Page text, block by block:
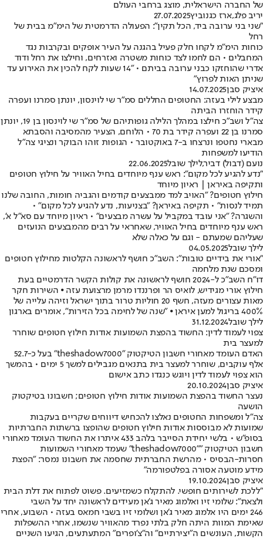
של החברה הישראלית, מוצג ברחבי העולם
יריב פלג,ארז כגנוביץ27.07.2025
"שני בני ערובה ביד, הכל תקין": הפעולה הדרמטית של הימ"מ בבית של
רחל
כוחות הימ"מ לקחו חלק פעיל בהגנה על העיר אופקים ובקרבות נגד
המחבלים • הם לחמו לצד כוחות משטרה ואזרחים, וחילצו את רחל ודוד
אדרי שהוחזקו כבני ערובה בביתם • "14 שעות לקח להכין את האירוע עד
שניתן האות לפרוץ"
איציק סבן14.07.2025
מבצע לילי בעזה: החטופים החללים סמ"ר שי לוינסון, יונתן סמרנו ועפרה
קידר הוחזרו הביתה
צה"ל ושב"כ חילצו במהלך הלילה גופותיהם של סמ"ר שי לוינסון בן 19, יונתן
סמרנו בן 22 ועפרה קידר בת 70 • הלוחם, הצעיר מהמסיבה והסבתא
מבארי נחטפו ונרצחו ב-7 באוקטובר • הגופות זוהו הבוקר ונציגי צה"ל
הודיעו למשפחות
נועם (דבול) דביר,לילך שובל22.06.2025
"נדע להגיע לכל מקום": ראש ענף מיוחדים בחיל האוויר על חילוץ חטופים
ותקיפה באיראן | ראיון מיוחד
חילוץ חטופים? "האויב למד ממבצעים קודמים והגביה חומות, החובה שלנו
תמיד לנסות" • תקיפה באיראן? "בצניעות, נדע להגיע לכל מקום" •
והשגרה? "אני עובד במקביל על עשרה מבצעים" • ראיון מיוחד עם סא"ל א',
ראש ענף מיוחדים בחיל האוויר, שאחראי על רבים מהמבצעים הנועזים
שעליהם שמעתם - וגם על כאלה שלא
לילך שובל04.05.2025
"אורי את בידיים טובות": השב"כ חושף לראשונה הקלטות מחילוץ חטופים
ומסכם שנת מלחמה
דו"ח השב"כ ל-2024 חושף לראשונה את קולות הקשר הדרמטיים בעת
חילוץ אורי מגידיש, לואיס הר ופרננדו מרמן מרצועת עזה ⦁ השירות חקר
מאות עצורים מעזה, חשף 20 חוליות טרור בתוך ישראל וזיהה עלייה של
400% בריגול למען איראן ⦁ "שנה של לחימה בכל הזירות", אומרים בארגון
לילך שובל31.12.2024
צפוי לעמוד לדין: החשוד בהפצת השמועות אודות חילוץ חטופים שוחרר
למעצר בית
האדם העומד מאחורי חשבון הטיקטוק "theshadow7000" בעל כ-52.7
אלף עוקבים, שוחרר למעצר בית בתנאים מגבילים למשך 5 ימים • בהמשך
הוא צפוי לעמוד לדין ויוגש כנגדו כתב אישום
איציק סבן20.10.2024
נעצר החשוד בהפצת השמועות אודות חילוץ חטופים; חשבונו בטיקטוק
הושעה
צה"ל ומשפחות החטופים נאלצו להכחיש דיווחים שקריים בעקבות
שמועות לא מבוססות אודות חילוץ חטופים שהופצו ברשתות החברתיות
בסופ"ש • בלשי יחידת הסייבר בלהב 433 איתרו את החשוד העומד מאחורי
חשבון הטיקטוק ""theshadow7000" שעמד מאחורי השמועות
חסרות-הבסיס • מהרשת החברתית שחסמה את חשבונו נמסר: "הפצת
מידע מוטעה אסורה בפלטפורמה"
איציק סבן19.10.2024
"ללכת לשירותים חופשי. להתקלח כשמזיעים. פשוט לפתוח את דלת הבית
ולצאת": שלומי זיו ואלמוג מאיר ג'אן מעידים לראשונה יחד על השבי
246 ימים היו אלמוג מאיר ג'אן ושלומי זיו בשבי חמאס בעזה • השבוע, אחרי
שאימת המוות היתה חלק בלתי נפרד מהאוויר שנשמו, אחרי ההשפלות
הקשות, העונשים ה"יצירתיים" וה"צ'ופרים" המתעתעים, הגיעו השניים